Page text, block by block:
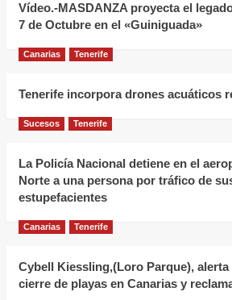
Vídeo.-MASDANZA proyecta el
7 de Octubre en el «Guiniguada»
Canarias Tenerife
Tenerife incorpora drones acuáticos
Sucesos Tenerife
La Policía Nacional detiene en el
Norte a una persona por tráfico de
estupefacientes
Canarias Tenerife
Cybell Kiessling,(Loro Parque),
cierre de playas en Canarias y